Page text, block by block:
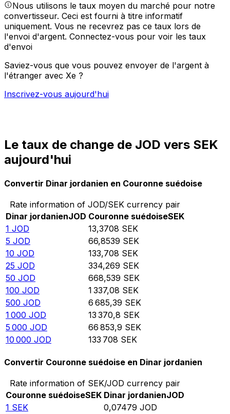
Nous utilisons le taux moyen du marché pour notre
convertisseur. Ceci est fourni à titre informatif
uniquement. Vous ne recevrez pas ce taux lors de
l'envoi d'argent. Connectez-vous pour voir les taux
d'envoi
Saviez-vous que vous pouvez envoyer de l'argent à
l'étranger avec Xe ?
Inscrivez-vous aujourd'hui
Le taux de change de JOD vers SEK
aujourd'hui
Convertir Dinar jordanien en Couronne suédoise
Rate information of JOD/SEK currency pair
Dinar jordanienJOD Couronne suédoiseSEK
1 JOD 13,3708 SEK
5 JOD 66,8539 SEK
10 JOD 133,708 SEK
25 JOD 334,269 SEK
50 JOD 668,539 SEK
100 JOD 1 337,08 SEK
500 JOD 6 685,39 SEK
1 000 JOD 13 370,8 SEK
5 000 JOD 66 853,9 SEK
10 000 JOD 133 708 SEK
Convertir Couronne suédoise en Dinar jordanien
Rate information of SEK/JOD currency pair
Couronne suédoiseSEK Dinar jordanienJOD
1 SEK 0,07479 JOD